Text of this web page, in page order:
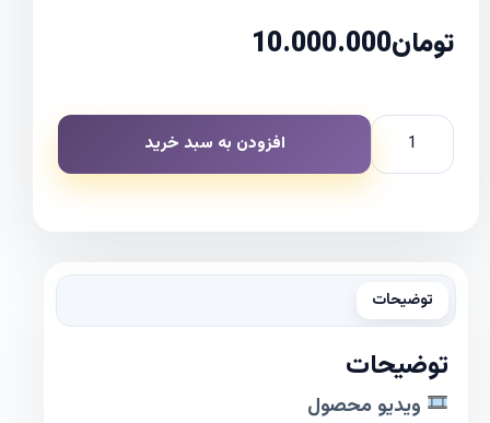
تومان10.000.000
افزودن به سبد خرید
توضیحات
توضیحات
ویدیو محصول